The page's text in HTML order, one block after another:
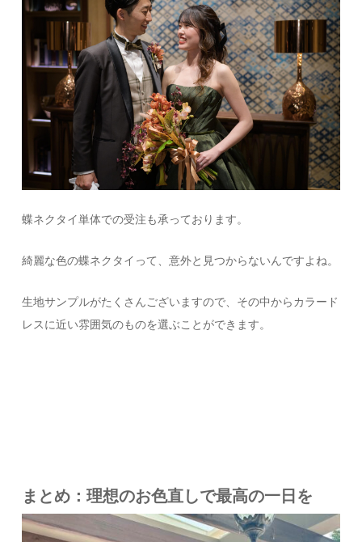
蝶ネクタイ単体での受注も承っております。
綺麗な色の蝶ネクタイって、意外と見つからないんですよね。
生地サンプルがたくさんございますので、その中からカラード
レスに近い雰囲気のものを選ぶことができます。
まとめ：理想のお色直しで最高の一日を